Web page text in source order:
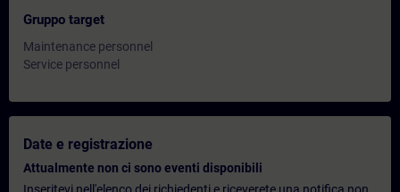
Gruppo target
Maintenance personnel
Service personnel
Date e registrazione
Attualmente non ci sono eventi disponibili